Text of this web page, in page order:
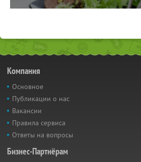
Компания
Основное
Публикации о нас
Вакансии
Правила сервиса
Ответы на вопросы
Бизнес-Партнёрам